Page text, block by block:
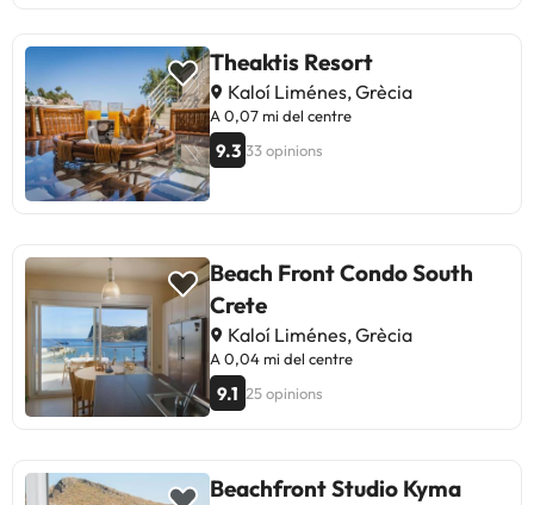
Theaktis Resort
Kaloí Liménes, Grècia
A 0,07 mi del centre
9.3 33 opinions
Beach Front Condo South
Crete
Kaloí Liménes, Grècia
A 0,04 mi del centre
9.1 25 opinions
Beachfront Studio Kyma